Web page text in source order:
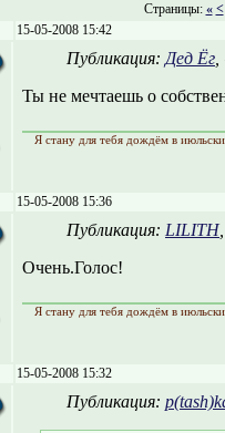
Страницы: « <
15-05-2008 15:42
Публикация: Дед Ёг
Ты не мечтаешь о
Я стану для тебя дождём в
15-05-2008 15:36
Публикация: LILITH
Очень.Голос!
Я стану для тебя дождём в
15-05-2008 15:32
Публикация: